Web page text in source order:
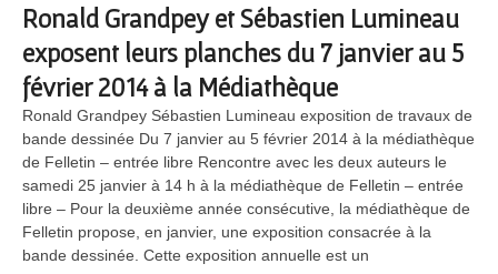
Ronald Grandpey et Sébastien Lumineau
exposent leurs planches du 7 janvier au 5
février 2014 à la Médiathèque
Ronald Grandpey Sébastien Lumineau exposition de travaux de
bande dessinée Du 7 janvier au 5 février 2014 à la médiathèque
de Felletin – entrée libre Rencontre avec les deux auteurs le
samedi 25 janvier à 14 h à la médiathèque de Felletin – entrée
libre – Pour la deuxième année consécutive, la médiathèque de
Felletin propose, en janvier, une exposition consacrée à la
bande dessinée. Cette exposition annuelle est un